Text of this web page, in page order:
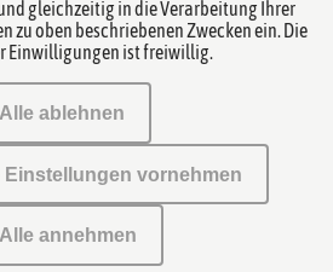
gleichzeitig in die Verarbeitung Ihrer
zu oben beschriebenen Zwecken ein. Die
Einwilligungen ist freiwillig.
Alle ablehnen
Individuelle Einstellungen vornehmen
Alle annehmen